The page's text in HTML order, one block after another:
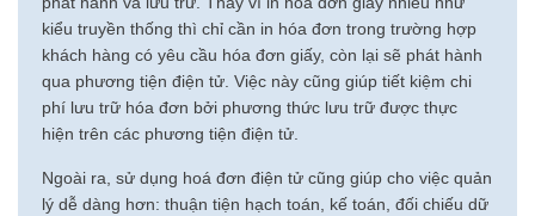
kiểu truyền thống thì chỉ cần in hóa đơn trong trường hợp
khách hàng có yêu cầu hóa đơn giấy, còn lại sẽ phát hành
qua phương tiện điện tử. Việc này cũng giúp tiết kiệm chi
phí lưu trữ hóa đơn bởi phương thức lưu trữ được thực
hiện trên các phương tiện điện tử.
Ngoài ra, sử dụng hoá đơn điện tử cũng giúp cho việc quản
lý dễ dàng hơn: thuận tiện hạch toán, kế toán, đối chiếu dữ